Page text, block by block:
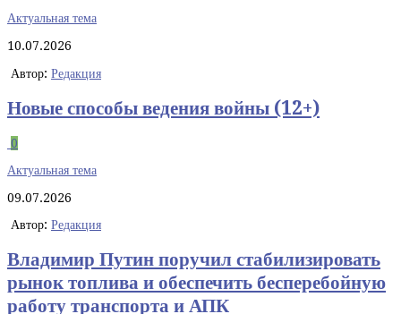
Актуальная тема
10.07.2026
Автор: Редакция
Новые способы ведения войны (12+)
0
Актуальная тема
09.07.2026
Автор: Редакция
Владимир Путин поручил стабилизировать
рынок топлива и обеспечить бесперебойную
работу транспорта и АПК